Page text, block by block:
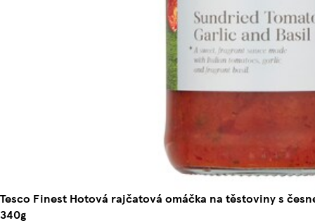
Tesco Finest Hotová rajčatová omáčka na těstoviny s
340g